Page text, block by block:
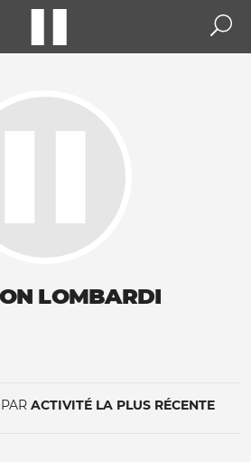
LOMBARDI
ACTIVITÉ LA PLUS RÉCENTE